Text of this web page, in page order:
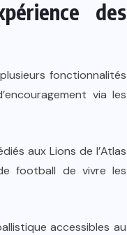
des
fonctionnalités
via les
aux Lions de l’Atlas
football de vivre les
accessibles au